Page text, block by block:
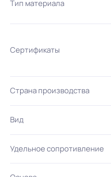
Тип материала
Сертификаты
Страна производства
Вид
Удельное сопротивление